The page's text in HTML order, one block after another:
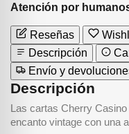
Atención por
Reseñas
Descripción
Envío y
Descripción
Las cartas Cherry
encanto vintage con una